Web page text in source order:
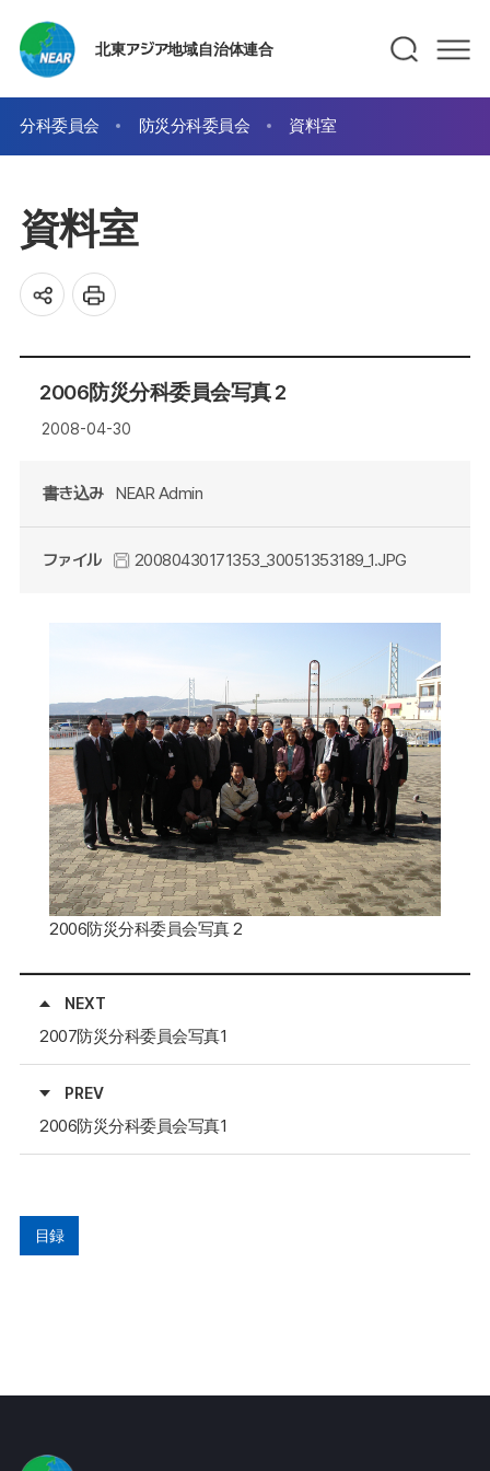
北東アジア地域自治体連合
分科委員会 防災分科委員会 資料室
資料室
2006防災分科委員会写真 2
2008-04-30
書き込み NEAR Admin
ファイル 20080430171353_30051353189_1.JPG
2006防災分科委員会写真 2
NEXT
2007防災分科委員会写真1
PREV
2006防災分科委員会写真1
目録